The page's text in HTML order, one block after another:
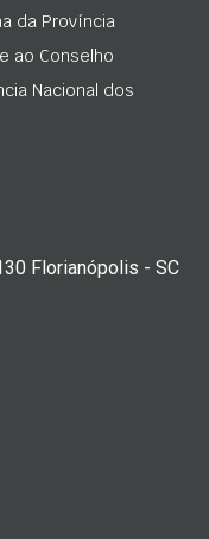
da Província
ao Conselho
Nacional dos
Florianópolis - SC